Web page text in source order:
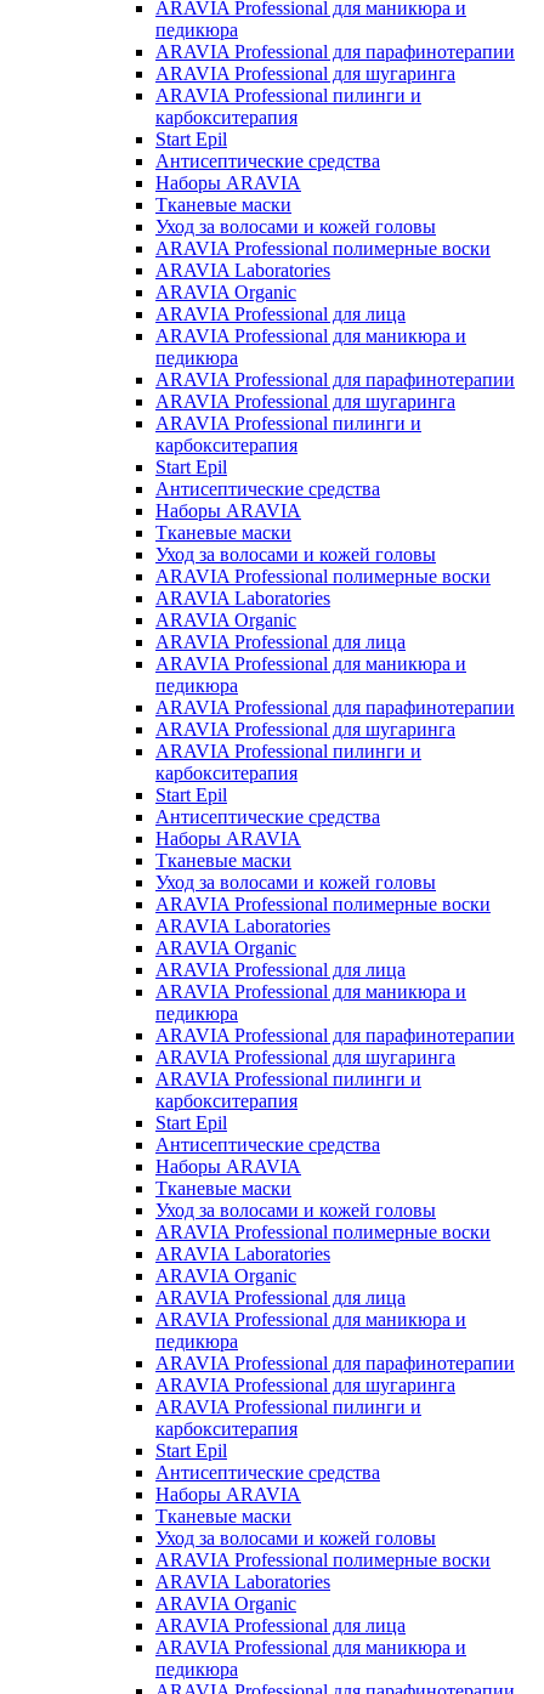
ARAVIA Professional для маникюра и
педикюра
ARAVIA Professional для парафинотерапии
ARAVIA Professional для шугаринга
ARAVIA Professional пилинги и
карбокситерапия
Start Epil
Антисептические средства
Наборы ARAVIA
Тканевые маски
Уход за волосами и кожей головы
ARAVIA Professional полимерные воски
ARAVIA Laboratories
ARAVIA Organic
ARAVIA Professional для лица
ARAVIA Professional для маникюра и
педикюра
ARAVIA Professional для парафинотерапии
ARAVIA Professional для шугаринга
ARAVIA Professional пилинги и
карбокситерапия
Start Epil
Антисептические средства
Наборы ARAVIA
Тканевые маски
Уход за волосами и кожей головы
ARAVIA Professional полимерные воски
ARAVIA Laboratories
ARAVIA Organic
ARAVIA Professional для лица
ARAVIA Professional для маникюра и
педикюра
ARAVIA Professional для парафинотерапии
ARAVIA Professional для шугаринга
ARAVIA Professional пилинги и
карбокситерапия
Start Epil
Антисептические средства
Наборы ARAVIA
Тканевые маски
Уход за волосами и кожей головы
ARAVIA Professional полимерные воски
ARAVIA Laboratories
ARAVIA Organic
ARAVIA Professional для лица
ARAVIA Professional для маникюра и
педикюра
ARAVIA Professional для парафинотерапии
ARAVIA Professional для шугаринга
ARAVIA Professional пилинги и
карбокситерапия
Start Epil
Антисептические средства
Наборы ARAVIA
Тканевые маски
Уход за волосами и кожей головы
ARAVIA Professional полимерные воски
ARAVIA Laboratories
ARAVIA Organic
ARAVIA Professional для лица
ARAVIA Professional для маникюра и
педикюра
ARAVIA Professional для парафинотерапии
ARAVIA Professional для шугаринга
ARAVIA Professional пилинги и
карбокситерапия
Start Epil
Антисептические средства
Наборы ARAVIA
Тканевые маски
Уход за волосами и кожей головы
ARAVIA Professional полимерные воски
ARAVIA Laboratories
ARAVIA Organic
ARAVIA Professional для лица
ARAVIA Professional для маникюра и
педикюра